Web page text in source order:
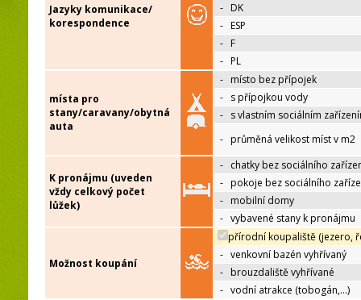
Jazyky komunikace/
korespondence
- DK
- ESP
- F
- PL
místa pro
stany/caravany/obytná
auta
- místo bez přípojek
- s přípojkou vody
- s vlastním sociálním
- průměná velikost míst v m2
K pronájmu (uveden
vždy celkový počet
lůžek)
- chatky bez sociálního
- pokoje bez sociálního
- mobilní domy
- vybavené stany k pronájmu
Možnost koupání
přírodní koupaliště (jezero,
- venkovní bazén vyhřívaný
- brouzdaliště vyhřívané
- vodní atrakce (tobogán,…)